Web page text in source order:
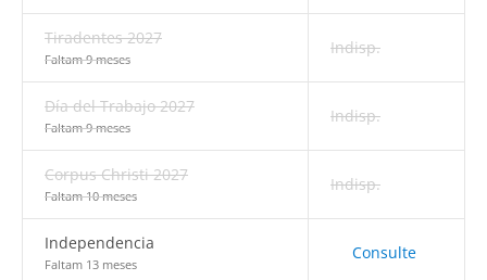
Tiradentes 2027
Faltam 9 meses
Indisp.
Día del Trabajo 2027
Faltam 9 meses
Indisp.
Corpus Christi 2027
Faltam 10 meses
Indisp.
Independencia
Faltam 13 meses
Consulte